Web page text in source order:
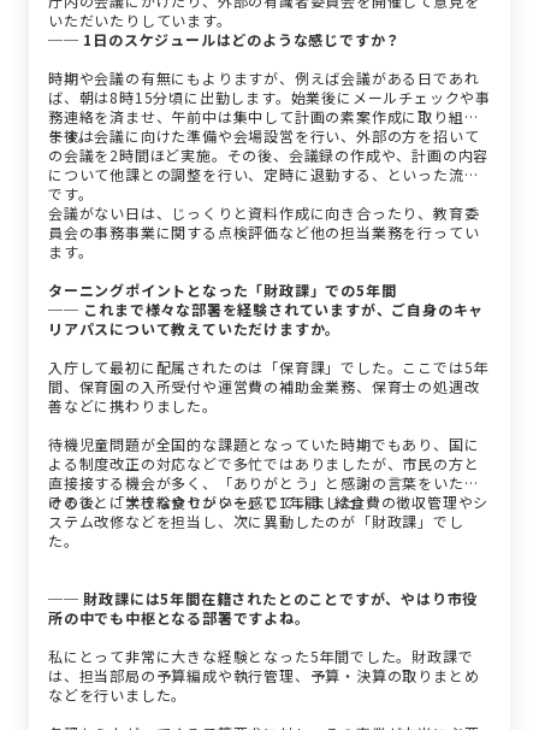
いただいたりしています。
── 1日のスケジュールはどのような感じですか？
時期や会議の有無にもよりますが、例えば会議がある日であれ
ば、朝は8時15分頃に出勤します。始業後にメールチェックや事
務連絡を済ませ、午前中は集中して計画の素案作成に取り組み
ます。
午後は会議に向けた準備や会場設営を行い、外部の方を招いて
の会議を2時間ほど実施。その後、会議録の作成や、計画の内容
について他課との調整を行い、定時に退勤する、といった流れ
です。
会議がない日は、じっくりと資料作成に向き合ったり、教育委
員会の事務事業に関する点検評価など他の担当業務を行ってい
ます。
ターニングポイントとなった「財政課」での5年間
── これまで様々な部署を経験されていますが、ご自身のキャ
リアパスについて教えていただけますか。
入庁して最初に配属されたのは「保育課」でした。ここでは5年
間、保育園の入所受付や運営費の補助金業務、保育士の処遇改
善などに携わりました。
待機児童問題が全国的な課題となっていた時期でもあり、国に
よる制度改正の対応などで多忙ではありましたが、市民の方と
直接接する機会が多く、「ありがとう」と感謝の言葉をいただ
けることに大きなやりがいを感じていました。
その後、「学校給食センター」で1年間、給食費の徴収管理やシ
ステム改修などを担当し、次に異動したのが「財政課」でし
た。
── 財政課には5年間在籍されたとのことですが、やはり市役
所の中でも中枢となる部署ですよね。
私にとって非常に大きな経験となった5年間でした。財政課で
は、担当部局の予算編成や執行管理、予算・決算の取りまとめ
などを行いました。